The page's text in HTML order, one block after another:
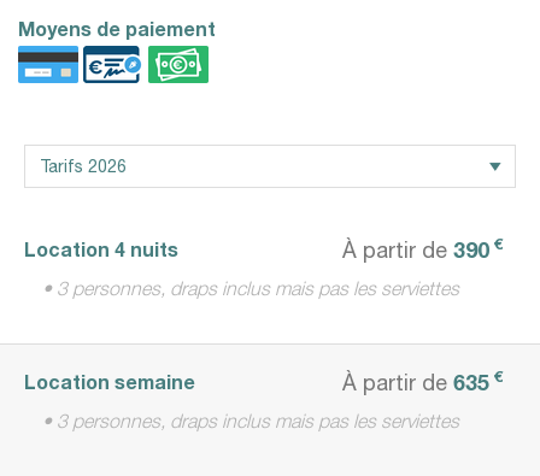
Moyens de paiement
Location 4 nuits À partir de 390 €
• 3 personnes, draps inclus mais pas les serviettes
Location semaine À partir de 635 €
• 3 personnes, draps inclus mais pas les serviettes